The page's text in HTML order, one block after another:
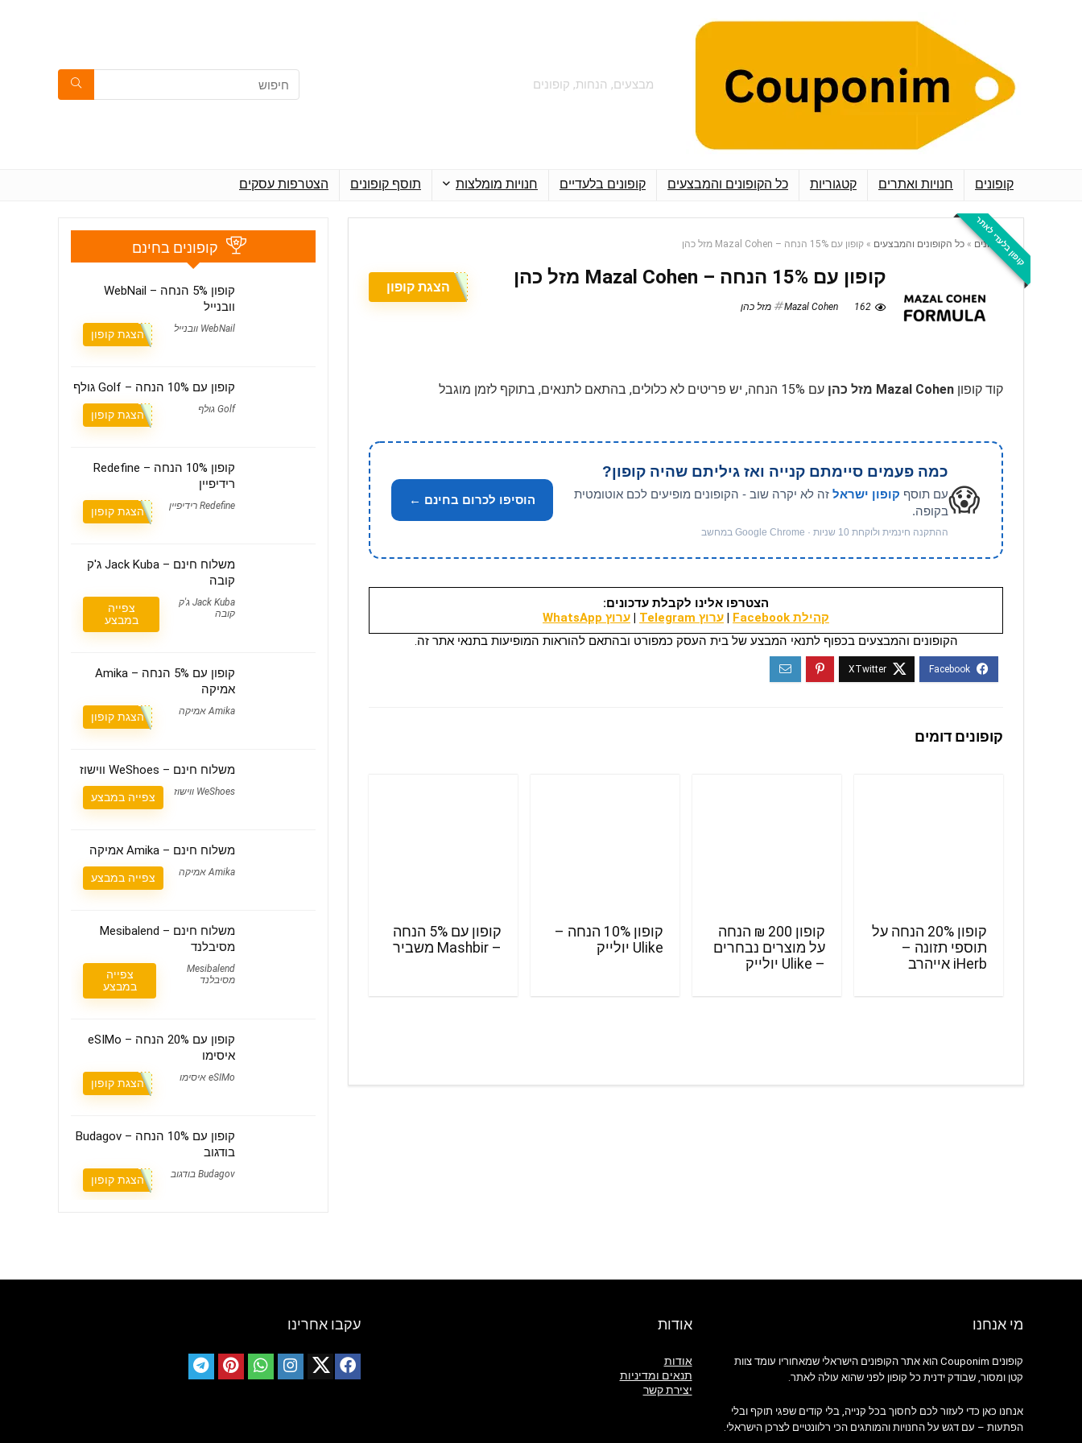
מבצעים, הנחות, קופונים
קופונים חנויות ואתרים קטגוריות כל הקופונים והמבצעים קופונים בלעדיים חנויות מומלצות תוסף קופונים הצטרפות עסקים
קופונים » כל הקופונים והמבצעים » קופון עם 15% הנחה – Mazal Cohen מזל כהן קופון בלעדי לאתר
קופון עם 15% הנחה – Mazal Cohen מזל כהן
162 Mazal Cohen מזל כהן
הצגת קופון
קוד קופון Mazal Cohen מזל כהן עם 15% הנחה, יש פריטים לא כלולים, בהתאם לתנאים, בתוקף לזמן מוגבל
😱
כמה פעמים סיימתם קנייה ואז גיליתם שהיה קופון?
עם תוסף קופון ישראל זה לא יקרה שוב - הקופונים מופיעים לכם אוטומטית
בקופה.
ההתקנה חינמית ולוקחת 10 שניות · Google Chrome במחשב
הוסיפו לכרום בחינם ←
הצטרפו אלינו לקבלת עדכונים:
קהילת Facebook
| ערוץ Telegram | ערוץ WhatsApp
הקופונים והמבצעים בכפוף לתנאי המבצע של בית העסק כמפורט ובהתאם להוראות המופיעות בתנאי אתר זה.
קופונים דומים
קופון 20% הנחה על
תוספי תזונה –
iHerb אייהרב
קופון 200 ₪ הנחה
על מוצרים נבחרים
– Ulike יולייק
קופון 10% הנחה –
Ulike יולייק
קופון עם 5% הנחה
– Mashbir משביר
קופונים בחינם
קופון 5% הנחה – WebNail
וובנייל
WebNail וובנייל הצגת קופון
קופון עם 10% הנחה – Golf גולף
Golf גולף הצגת קופון
קופון 10% הנחה – Redefine
רידיפיין
Redefine רידיפיין הצגת קופון
משלוח חינם – Jack Kuba ג'ק
קובה
Jack Kuba ג'ק
קובה
צפייה
במבצע
קופון עם 5% הנחה – Amika
אמיקה
Amika אמיקה הצגת קופון
משלוח חינם – WeShoes ווישוז
WeShoes ווישוז צפייה במבצע
משלוח חינם – Amika אמיקה
Amika אמיקה צפייה במבצע
משלוח חינם – Mesibalend
מסיבלנד
Mesibalend
מסיבלנד
צפייה
במבצע
קופון עם 20% הנחה – eSIMo
איסימו
eSIMo איסימו הצגת קופון
קופון עם 10% הנחה – Budagov
בודגוב
Budagov בודגוב הצגת קופון
מי אנחנו
קופונים Couponim הוא אתר הקופונים הישראלי שמאחוריו עומד צוות
קטן ומסור, שבודק ידנית כל קופון לפני שהוא עולה לאתר.
אנחנו כאן כדי לעזור לכם לחסוך בכל קנייה, בלי קודים שפגי תוקף ובלי
הפתעות – עם דגש על החנויות והמותגים הכי רלוונטיים לצרכן הישראלי.
אודות
אודות
תנאים ומדיניות
יצירת קשר
עקבו אחרינו